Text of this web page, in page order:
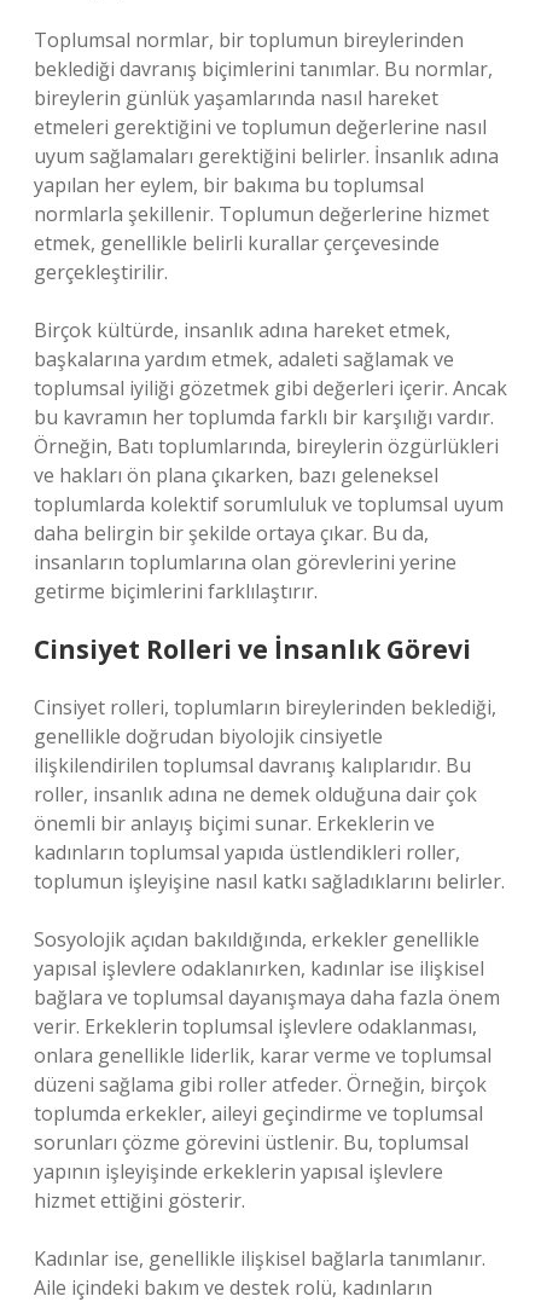
Toplumsal normlar, bir toplumun bireylerinden
beklediği davranış biçimlerini tanımlar. Bu normlar,
bireylerin günlük yaşamlarında nasıl hareket
etmeleri gerektiğini ve toplumun değerlerine nasıl
uyum sağlamaları gerektiğini belirler. İnsanlık adına
yapılan her eylem, bir bakıma bu toplumsal
normlarla şekillenir. Toplumun değerlerine hizmet
etmek, genellikle belirli kurallar çerçevesinde
gerçekleştirilir.
Birçok kültürde, insanlık adına hareket etmek,
başkalarına yardım etmek, adaleti sağlamak ve
toplumsal iyiliği gözetmek gibi değerleri içerir. Ancak
bu kavramın her toplumda farklı bir karşılığı vardır.
Örneğin, Batı toplumlarında, bireylerin özgürlükleri
ve hakları ön plana çıkarken, bazı geleneksel
toplumlarda kolektif sorumluluk ve toplumsal uyum
daha belirgin bir şekilde ortaya çıkar. Bu da,
insanların toplumlarına olan görevlerini yerine
getirme biçimlerini farklılaştırır.
Cinsiyet Rolleri ve İnsanlık Görevi
Cinsiyet rolleri, toplumların bireylerinden beklediği,
genellikle doğrudan biyolojik cinsiyetle
ilişkilendirilen toplumsal davranış kalıplarıdır. Bu
roller, insanlık adına ne demek olduğuna dair çok
önemli bir anlayış biçimi sunar. Erkeklerin ve
kadınların toplumsal yapıda üstlendikleri roller,
toplumun işleyişine nasıl katkı sağladıklarını belirler.
Sosyolojik açıdan bakıldığında, erkekler genellikle
yapısal işlevlere odaklanırken, kadınlar ise ilişkisel
bağlara ve toplumsal dayanışmaya daha fazla önem
verir. Erkeklerin toplumsal işlevlere odaklanması,
onlara genellikle liderlik, karar verme ve toplumsal
düzeni sağlama gibi roller atfeder. Örneğin, birçok
toplumda erkekler, aileyi geçindirme ve toplumsal
sorunları çözme görevini üstlenir. Bu, toplumsal
yapının işleyişinde erkeklerin yapısal işlevlere
hizmet ettiğini gösterir.
Kadınlar ise, genellikle ilişkisel bağlarla tanımlanır.
Aile içindeki bakım ve destek rolü, kadınların